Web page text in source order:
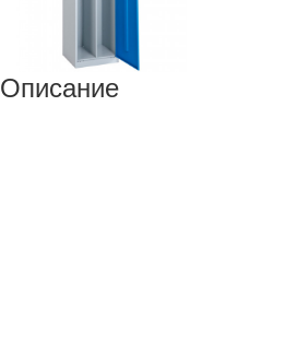
Описание